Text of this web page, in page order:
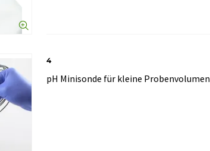
4
pH Minisonde für kleine Probenvolumen